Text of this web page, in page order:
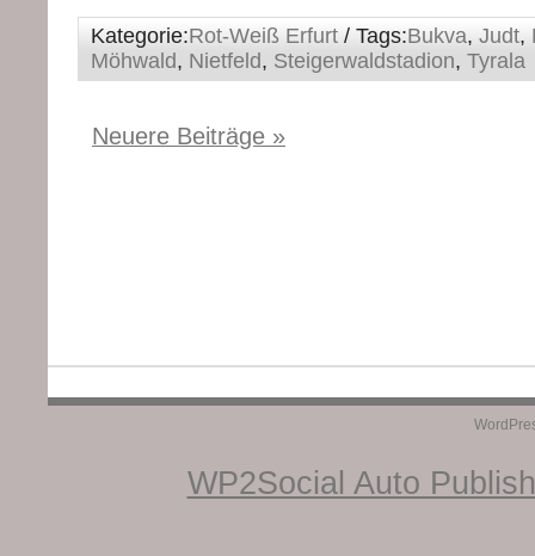
Kategorie:Rot-Weiß Erfurt / Tags:Bukva, Judt,
Möhwald, Nietfeld, Steigerwaldstadion, Tyrala
Neuere Beiträge »
WP2Social Auto Publish